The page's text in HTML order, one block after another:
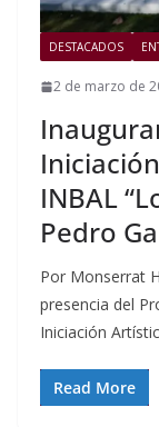
DESTACADOS
2 de marzo de
INBAL
Pedro
Por Monserrat
presencia del
Iniciación
Read More